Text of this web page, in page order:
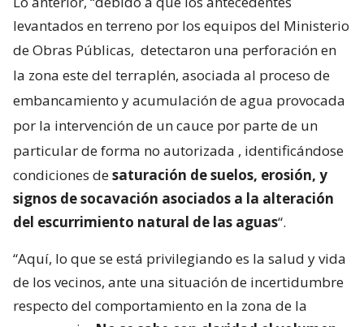
levantados en terreno por los equipos del Ministerio
de Obras Públicas, detectaron una perforación en
la zona este del terraplén, asociada al proceso de
embancamiento y acumulación de agua provocada
por la intervención de un cauce por parte de un
particular de forma no autorizada , identificándose
condiciones desaturación de suelos, erosión, y
signos de socavación asociados a la alteración
del escurrimiento natural de las aguas“.
“Aquí, lo que se está privilegiando es la salud y vida
de los vecinos, ante una situación de incertidumbre
respecto del comportamiento en la zona de la